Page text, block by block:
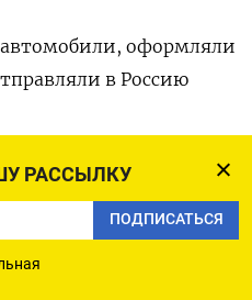
РАССЫЛКУ
ПОДПИСАТЬСЯ
оформляли
в Россию
таможенных органов,
автомобилей
модели немецких
в Южную Корею.